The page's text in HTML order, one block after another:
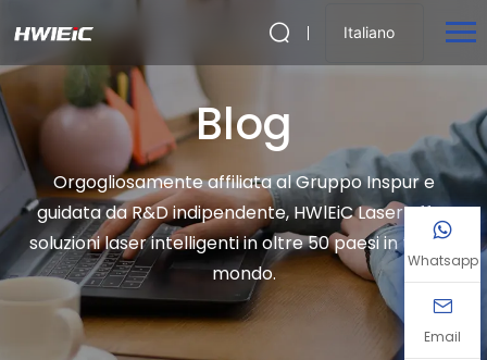
Italiano
Blog
Orgogliosamente affiliata al Gruppo Inspur e
guidata da R&D indipendente, HWlEiC Laser offre
soluzioni laser intelligenti in oltre 50 paesi in tutto il
mondo.
Whatsapp
Email